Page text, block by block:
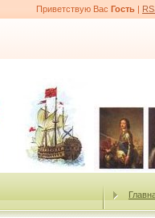
Приветствую Вас Гость |